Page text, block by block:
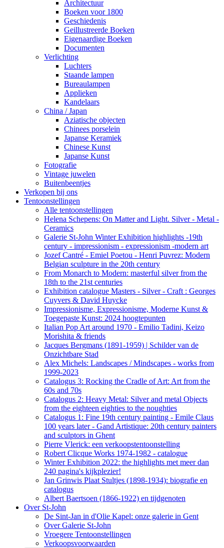
Architectuur
Boeken voor 1800
Geschiedenis
Geillustreerde Boeken
Eigenaardige Boeken
Documenten
Verlichting
Luchters
Staande lampen
Bureaulampen
Applieken
Kandelaars
China / Japan
Aziatische objecten
Chinees porselein
Japanse Keramiek
Chinese Kunst
Japanse Kunst
Fotografie
Vintage juwelen
Buitenbeentjes
Verkopen bij ons
Tentoonstellingen
Alle tentoonstellingen
Helena Schepens: On Matter and Light. Silver - Metal -
Ceramics
Galerie St-John Winter Exhibition highlights -19th
century - impressionism - expressionism -modern art
Jozef Cantré - Emiel Poetou - Henri Puvrez: Modern
Belgian sculpture in the 20th century
From Monarch to Modern: masterful silver from the
18th to the 21st centuries
Exhibition catalogue Masters - Silver - Craft : Georges
Cuyvers & David Huycke
Impressionisme, Expressionisme, Moderne Kunst &
Toegepaste Kunst: 2024 hoogtepunten
Italian Pop Art around 1970 - Emilio Tadini, Keizo
Morishita & friends
Jacques Bergmans (1891-1959) | Schilder van de
Onzichtbare Stad
Alex Michels: Landscapes / Mindscapes - works from
1999-2023
Catalogus 3: Rocking the Cradle of Art: Art from the
60s and 70s
Catalogus 2: Heavy Metal: Silver and metal Objects
from the eighteen eighties to the noughties
Catalogus 1: Fine 19th century painting - Emile Claus
100 years later - Gand Artistique: 20th century painters
and sculptors in Ghent
Pierre Vlerick: een verkoopstentoonstelling
Robert Clicque Works 1974-1982 - catalogue
Winter Exhibition 2022: the highlights met meer dan
240 pagina's kijkplezier!
Jan Grinwis Plaat Stultjes (1898-1934): biografie en
catalogus
Albert Baertsoen (1866-1922) en tijdgenoten
Over St-John
De Sint-Jan in d'Olie Kapel: onze galerie in Gent
Over Galerie St-John
Vroegere Tentoonstellingen
Verkoopsvoorwaarden